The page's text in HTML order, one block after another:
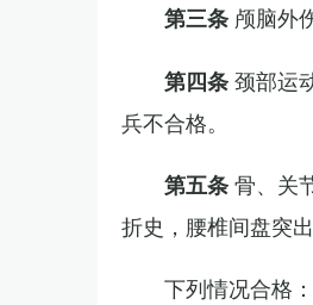
第三条 颅脑外
第四条颈部运
兵不合格。
第五条骨、关
折史，腰椎间盘突
下列情况合格：